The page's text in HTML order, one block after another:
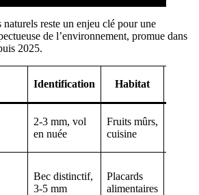
naturels reste un enjeu clé pour une
de l’environnement, promue dans
2025.
Identification Habitat
2-3 mm, vol
en nuée
Fruits mûrs,
cuisine
Bec distinctif,
3-5 mm
Placards
alimentaires